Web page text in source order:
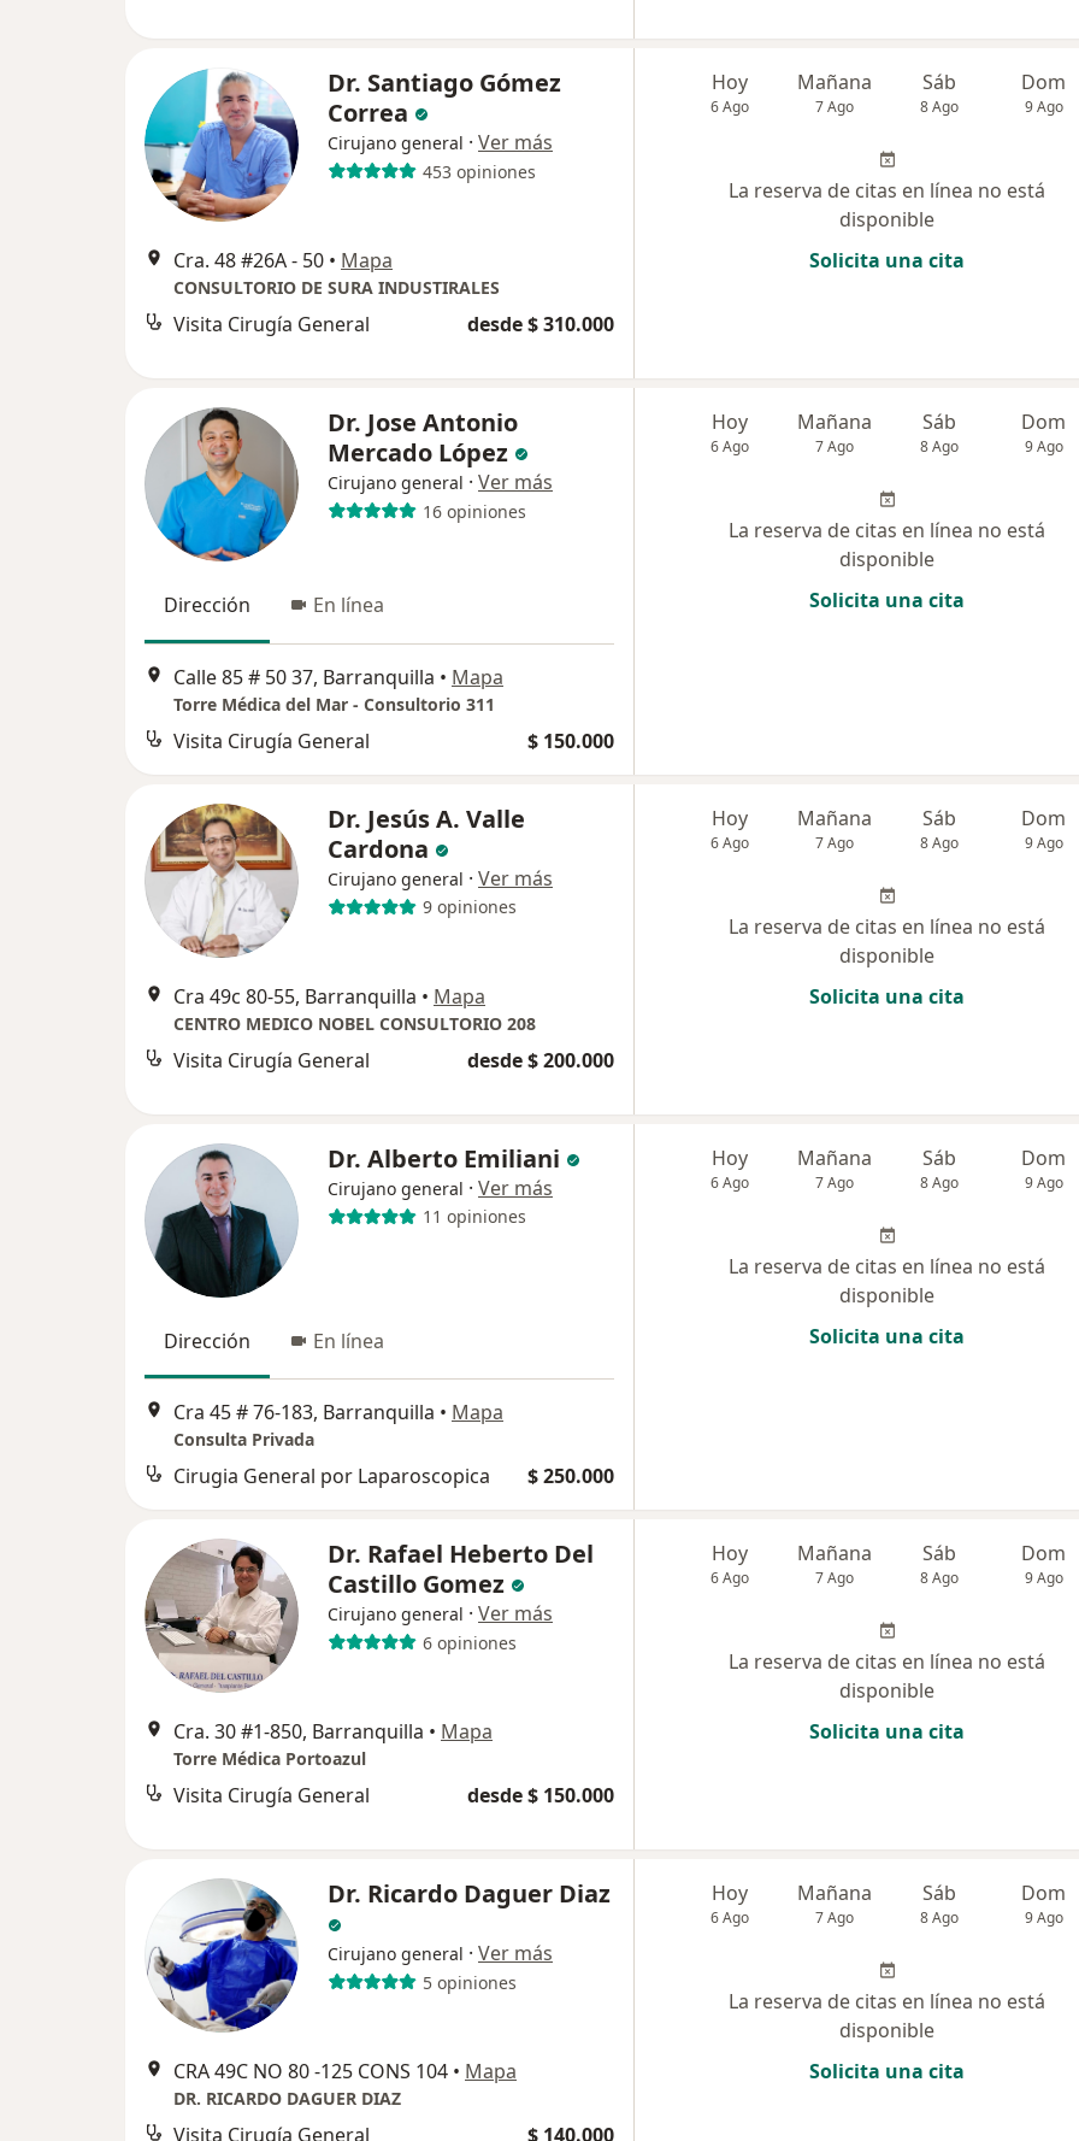
Dr. Santiago Gómez
Correa
Cirujano general · Ver más
453 opiniones
Cra. 48 #26A - 50 • Mapa
CONSULTORIO DE SURA INDUSTIRALES
Visita Cirugía General desde $ 310.000
Hoy
6 Ago
Mañana
7 Ago
Sáb
8 Ago
Dom
9 Ago
La reserva de citas en línea no está
disponible
Solicita una cita
Dr. Jose Antonio
Mercado López
Cirujano general · Ver más
16 opiniones
Dirección En línea
Calle 85 # 50 37, Barranquilla • Mapa
Torre Médica del Mar - Consultorio 311
Visita Cirugía General $ 150.000
Hoy
6 Ago
Mañana
7 Ago
Sáb
8 Ago
Dom
9 Ago
La reserva de citas en línea no está
disponible
Solicita una cita
Dr. Jesús A. Valle
Cardona
Cirujano general · Ver más
9 opiniones
Cra 49c 80-55, Barranquilla • Mapa
CENTRO MEDICO NOBEL CONSULTORIO 208
Visita Cirugía General desde $ 200.000
Hoy
6 Ago
Mañana
7 Ago
Sáb
8 Ago
Dom
9 Ago
La reserva de citas en línea no está
disponible
Solicita una cita
Dr. Alberto Emiliani
Cirujano general · Ver más
11 opiniones
Dirección En línea
Cra 45 # 76-183, Barranquilla • Mapa
Consulta Privada
Cirugia General por Laparoscopica $ 250.000
Hoy
6 Ago
Mañana
7 Ago
Sáb
8 Ago
Dom
9 Ago
La reserva de citas en línea no está
disponible
Solicita una cita
Dr. Rafael Heberto Del
Castillo Gomez
Cirujano general · Ver más
6 opiniones
Cra. 30 #1-850, Barranquilla • Mapa
Torre Médica Portoazul
Visita Cirugía General desde $ 150.000
Hoy
6 Ago
Mañana
7 Ago
Sáb
8 Ago
Dom
9 Ago
La reserva de citas en línea no está
disponible
Solicita una cita
Dr. Ricardo Daguer Diaz
Cirujano general · Ver más
5 opiniones
CRA 49C NO 80 -125 CONS 104 • Mapa
DR. RICARDO DAGUER DIAZ
Visita Cirugía General $ 140.000
Hoy
6 Ago
Mañana
7 Ago
Sáb
8 Ago
Dom
9 Ago
La reserva de citas en línea no está
disponible
Solicita una cita